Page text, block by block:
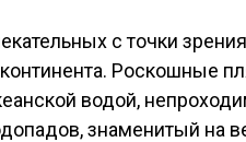
с точки
Роскошные
водой,
знаменитый на